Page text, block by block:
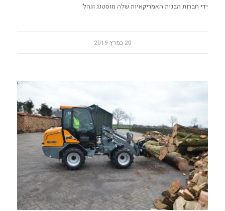
ידי חברות הבנות האמריקאיות שלה מוסטנג וגהל
20 במרץ 2019